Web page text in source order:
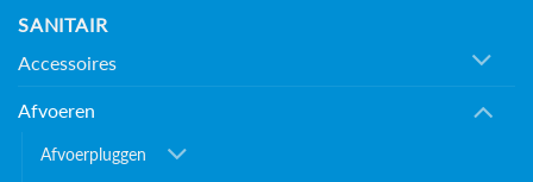
SANITAIR
Accessoires
Afvoeren
Afvoerpluggen